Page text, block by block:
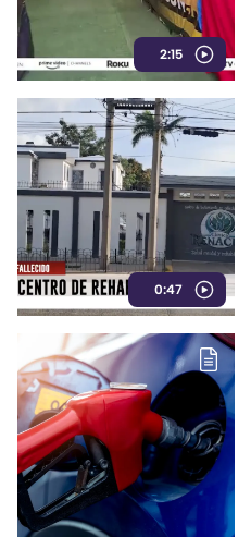
2:15
0:47